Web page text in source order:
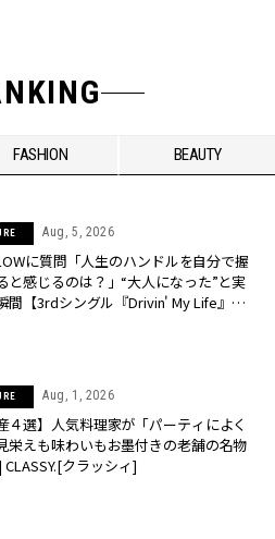
FASHION BEAUTY
Aug, 5, 2026
に質問「人生のハンドルを自分で握
と感じるのは？」“大️人になった”と実
間【3rdシングル『Drivin' My Life』発
Aug, 1, 2026
４選】人気料理家が「パーティによく
栄えも味わいもお墨付きの老舗の名物
CLASSY.[クラッシィ]